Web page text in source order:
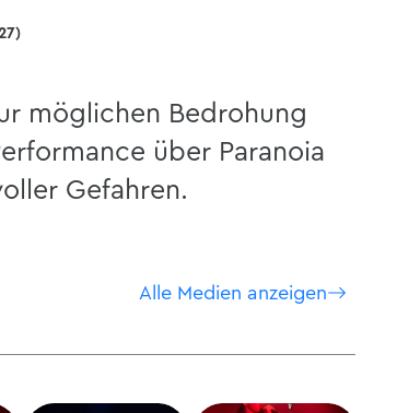
möglichen Bedrohung
über Paranoia
Gefahren.
Alle Medien anzeigen